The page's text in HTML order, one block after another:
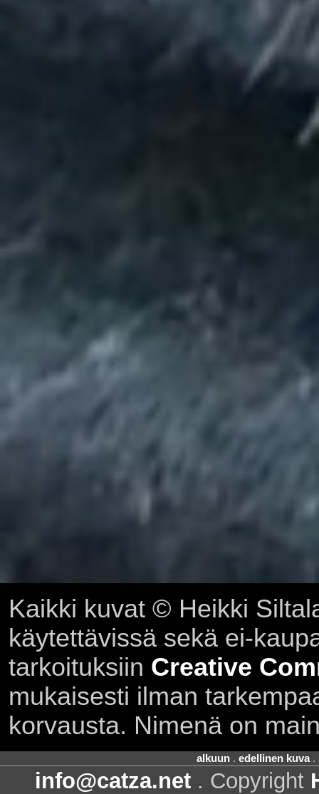
Kaikki kuvat © Heikki
käytettävissä sekä ei-
tarkoituksiin Creative
mukaisesti ilman
korvausta. Nimenä on
alkuun. edellinen kuva.
info@catza.net . Copyright